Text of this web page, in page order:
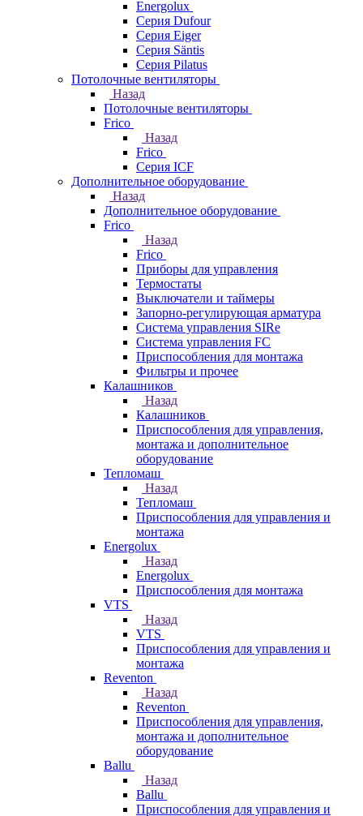
Energolux
Серия Dufour
Серия Eiger
Серия Säntis
Серия Pilatus
Потолочные вентиляторы
Назад
Потолочные вентиляторы
Frico
Назад
Frico
Серия ICF
Дополнительное оборудование
Назад
Дополнительное оборудование
Frico
Назад
Frico
Приборы для управления
Термостаты
Выключатели и таймеры
Запорно-регулирующая арматура
Система управления SIRe
Система управления FC
Приспособления для монтажа
Фильтры и прочее
Калашников
Назад
Калашников
Приспособления для управления,
монтажа и дополнительное
оборудование
Тепломаш
Назад
Тепломаш
Приспособления для управления и
монтажа
Energolux
Назад
Energolux
Приспособления для монтажа
VTS
Назад
VTS
Приспособления для управления и
монтажа
Reventon
Назад
Reventon
Приспособления для управления,
монтажа и дополнительное
оборудование
Ballu
Назад
Ballu
Приспособления для управления и